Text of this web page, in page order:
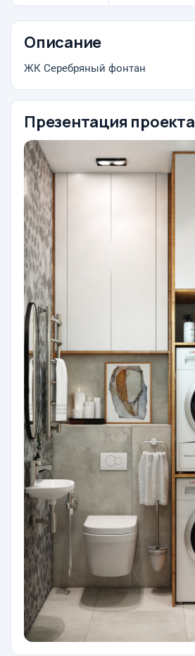
Описание
ЖК Серебряный фонтан
Презентация проекта